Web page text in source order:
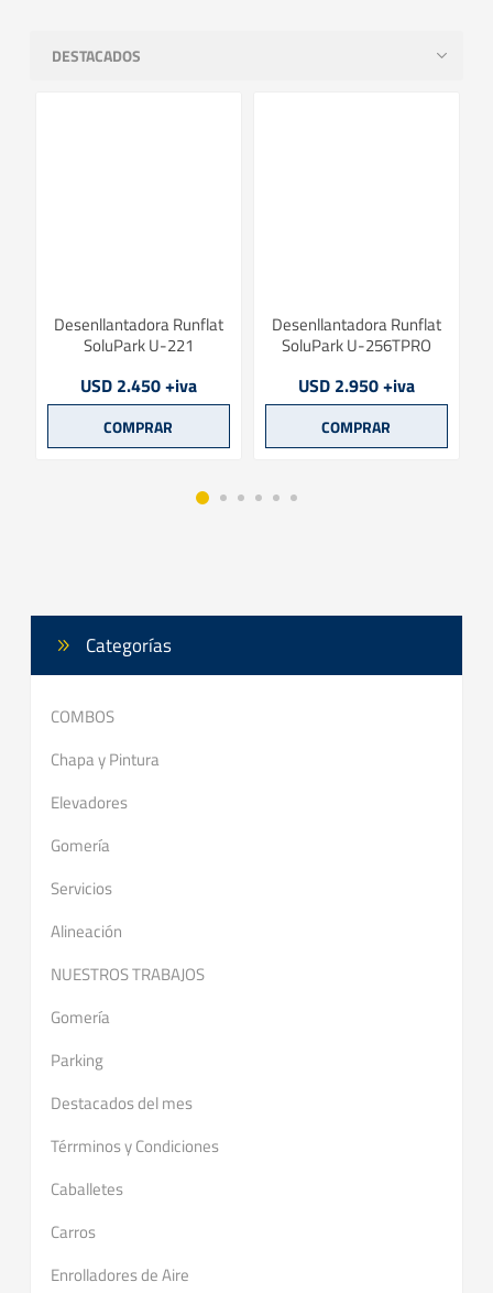
Desenllantadora Runflat
SoluPark U-221
USD 2.450 +iva
Desenllantadora Runflat
SoluPark U-256TPRO
USD 2.950 +iva
Categorías
COMBOS
Chapa y Pintura
Elevadores
Gomería
Servicios
Alineación
NUESTROS TRABAJOS
Gomería
Parking
Destacados del mes
Térrminos y Condiciones
Caballetes
Carros
Enrolladores de Aire